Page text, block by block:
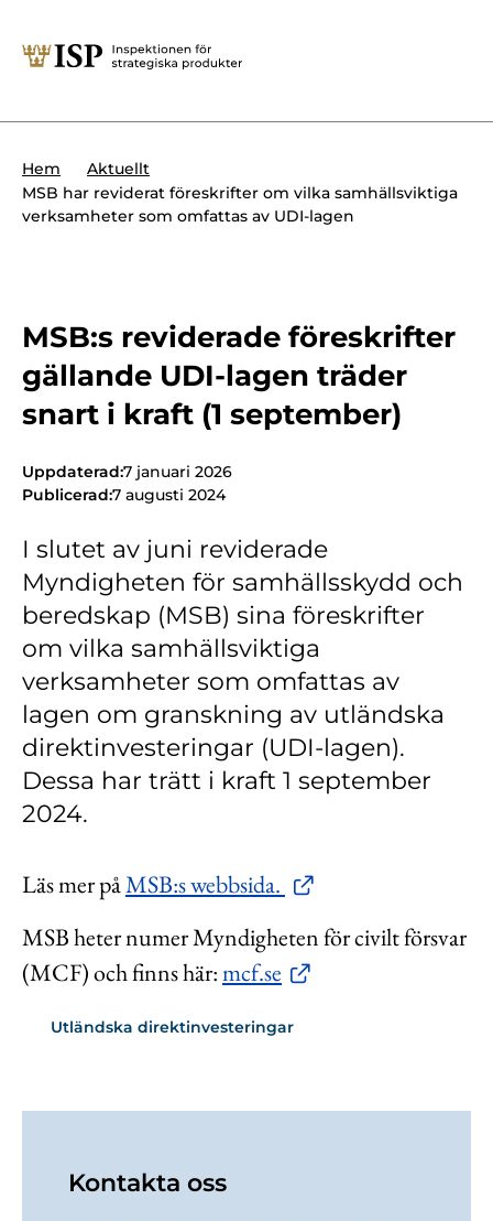
Sök
Söktips:
Presskontakt
Forskningssäkerhet
Krigsmateriel
Produkter med dubbla
Internationella sanktioner
Kemvapen-konventionen
Om ISP
Kontakt
Lediga jobb
Kundwebben
In English
Hem
Aktuellt
MSB har reviderat föreskrifter om vilka samhällsviktiga
verksamheter som omfattas av UDI-lagen
MSB:s reviderade föreskrifter
gällande UDI-lagen träder
snart i kraft (1 september)
Uppdaterad:7 januari 2026
Publicerad:7 augusti 2024
I slutet av juni reviderade
Myndigheten för samhällsskydd och
beredskap (MSB) sina föreskrifter
om vilka samhällsviktiga
verksamheter som omfattas av
lagen om granskning av utländska
direktinvesteringar (UDI-lagen).
Dessa har trätt i kraft 1 september
2024.
Läs mer påMSB:s webbsida.
MSB heter numer Myndigheten för civilt försvar
(MCF) och finns här:mcf.se
Utländska direktinvesteringar
Kontakta oss